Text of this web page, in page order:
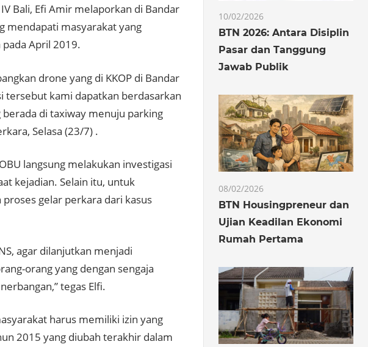
Bali, Efi Amir melaporkan di Bandar
mendapati masyarakat yang
April 2019.
drone yang di KKOP di Bandar
tersebut kami dapatkan berdasarkan
di taxiway menuju parking
Selasa (23/7) .
langsung melakukan investigasi
kejadian. Selain itu, untuk
gelar perkara dari kasus
agar dilanjutkan menjadi
orang yang dengan sengaja
tegas Elfi.
harus memiliki izin yang
2015 yang diubah terakhir dalam
10/02/2026
BTN 2026: Antara Disiplin
Pasar dan Tanggung
Jawab Publik
08/02/2026
BTN Housingpreneur dan
Ujian Keadilan Ekonomi
Rumah Pertama